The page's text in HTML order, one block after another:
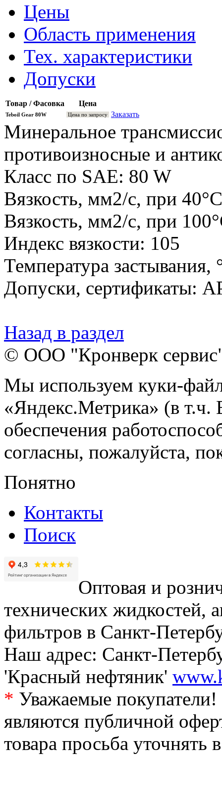
Цены
Область применения
Тех. характеристики
Допуски
Товар / Фасовка Цена
Teboil Gear 80W Цена по запросу Заказать
Минеральное
противоизносные и
Класс по SAE: 80 W
Вязкость, мм2/с, при
Вязкость, мм2/с, при
Индекс вязкости: 105
Температура застывания,
Допуски, сертификаты:
Назад в раздел
© ООО "Кронверк
Мы используем куки-
«Яндекс.Метрика» (в т.ч.
обеспечения
согласны, пожалуйста,
Понятно
Контакты
Поиск
Оптовая и
технических жидкостей,
фильтров в Санкт-
Наш адрес: Санкт-
'Красный нефтяник'
* Уважаемые
являются публичной
товара просьба уточнять